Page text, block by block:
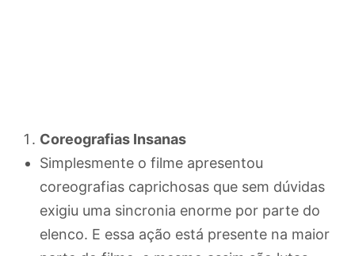
Coreografias Insanas
Simplesmente o filme apresentou
coreografias caprichosas que sem dúvidas
exigiu uma sincronia enorme por parte do
elenco. E essa ação está presente na maior